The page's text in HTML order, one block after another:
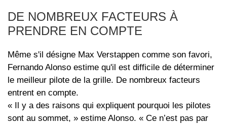
DE NOMBREUX FACTEURS À
PRENDRE EN COMPTE
Même s'il désigne Max Verstappen comme son favori,
Fernando Alonso estime qu'il est difficile de déterminer
le meilleur pilote de la grille. De nombreux facteurs
entrent en compte.
« Il y a des raisons qui expliquent pourquoi les pilotes
sont au sommet, » estime Alonso. « Ce n’est pas par